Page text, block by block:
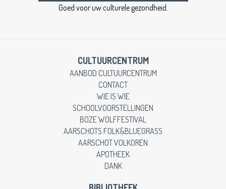
Goed voor uw culturele gezondheid.
CULTUURCENTRUM
AANBOD CULTUURCENTRUM
CONTACT
WIE IS WIE
SCHOOLVOORSTELLINGEN
BOZE WOLFFESTIVAL
AARSCHOTS FOLK&BLUEGRASS
AARSCHOT VOLKOREN
APOTHEEK
DANK